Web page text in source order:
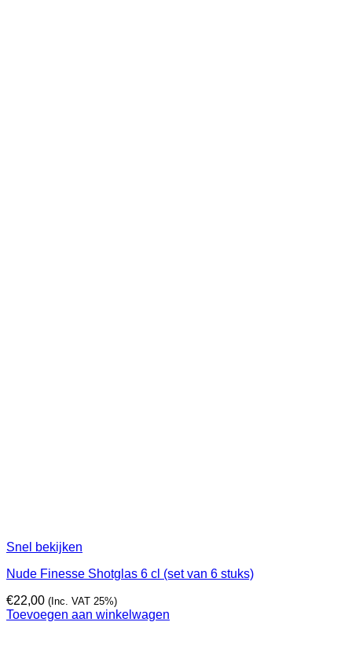
Snel bekijken
Nude Finesse Shotglas 6 cl (set van 6 stuks)
€22,00 (Inc. VAT 25%)
Toevoegen aan winkelwagen